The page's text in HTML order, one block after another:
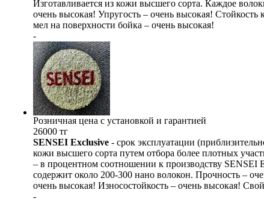
Изготавливается из кожи высшего сорта. Каждое
очень высокая! Упругость – очень высокая!
мел на поверхности бойка – очень высокая!
-
Розничная цена с установкой и гарантией
26000 тг
SENSEI Exclusive - срок эксплуатации
кожи высшего сорта путем отбора более плотных
– в процентном соотношении к производству SENSEI
содержит около 200-300 нано волокон. Прочность –
очень высокая! Износостойкость – очень высокая!
-